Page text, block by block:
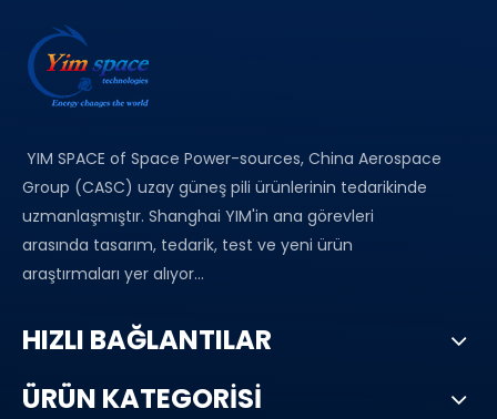
YIM SPACE of Space Power-sources, China Aerospace
Group (CASC) uzay güneş pili ürünlerinin tedarikinde
uzmanlaşmıştır. Shanghai YIM'in ana görevleri
arasında tasarım, tedarik, test ve yeni ürün
araştırmaları yer alıyor...
HIZLI BAĞLANTILAR
ÜRÜN KATEGORİSİ